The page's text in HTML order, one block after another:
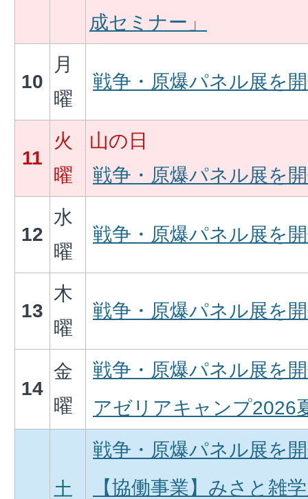
成セミナー」
10
月
曜
戦争・原爆パネル展を
11
火
曜
山の日
戦争・原爆パネル展を
12
水
曜
戦争・原爆パネル展を
13
木
曜
戦争・原爆パネル展を
14
金
曜
戦争・原爆パネル展を
アゼリアキャンプ2026
土
戦争・原爆パネル展を
【協働事業】みさと雑